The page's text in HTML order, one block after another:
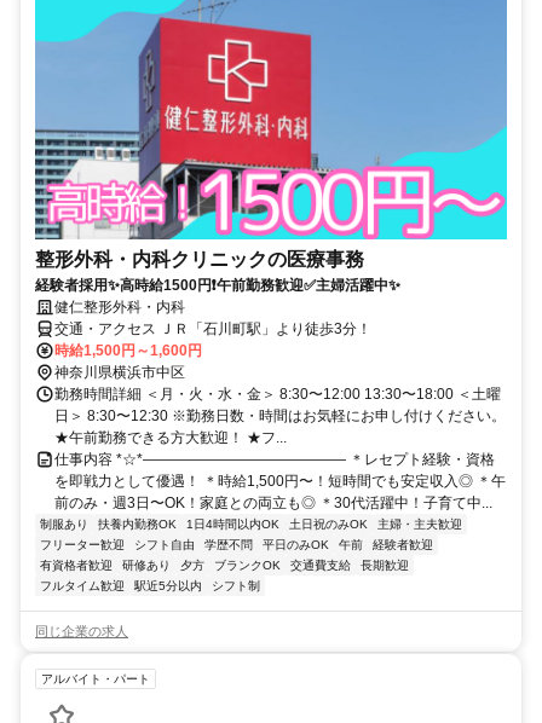
整形外科・内科クリニックの医療事務
経験者採用✨高時給1500円❗午前勤務歓迎✅主婦活躍中✨
健仁整形外科・内科
交通・アクセス ＪＲ「石川町駅」より徒歩3分！
時給1,500円～1,600円
神奈川県横浜市中区
勤務時間詳細 ＜月・火・水・金＞ 8:30〜12:00 13:30〜18:00 ＜土曜
日＞ 8:30〜12:30 ※勤務日数・時間はお気軽にお申し付けください。
★午前勤務できる方大歓迎！ ★フ...
仕事内容 *☆*―――――――――――――― ＊レセプト経験・資格
を即戦力として優遇！ ＊時給1,500円〜！短時間でも安定収入◎ ＊午
前のみ・週3日〜OK！家庭との両立も◎ ＊30代活躍中！子育て中...
制服あり 扶養内勤務OK 1日4時間以内OK 土日祝のみOK
主婦・主夫歓迎
フリーター歓迎
シフト自由 学歴不問 平日のみOK 午前
経験者歓迎
有資格者歓迎
研修あり 夕方 ブランクOK 交通費支給
長期歓迎
フルタイム歓迎
駅近5分以内 シフト制
同じ企業の求人
アルバイト・パート